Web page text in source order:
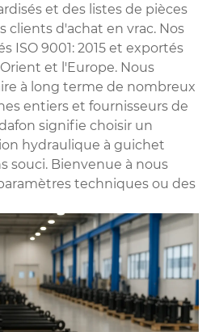
et des listes de pièces
clients d'achat en vrac. Nos
ISO 9001: 2015 et exportés
et l'Europe. Nous
à long terme de nombreux
entiers et fournisseurs de
signifie choisir un
hydraulique à guichet
souci. Bienvenue à nous
techniques ou des